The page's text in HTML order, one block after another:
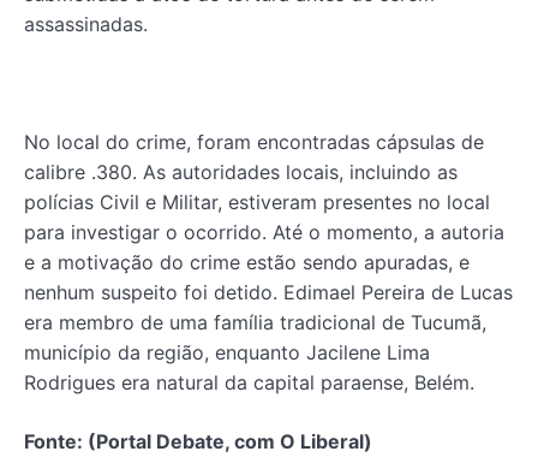
assassinadas.
No local do crime, foram encontradas cápsulas de
calibre .380. As autoridades locais, incluindo as
polícias Civil e Militar, estiveram presentes no local
para investigar o ocorrido. Até o momento, a autoria
e a motivação do crime estão sendo apuradas, e
nenhum suspeito foi detido. Edimael Pereira de Lucas
era membro de uma família tradicional de Tucumã,
município da região, enquanto Jacilene Lima
Rodrigues era natural da capital paraense, Belém.
Fonte: (Portal Debate, com O Liberal)